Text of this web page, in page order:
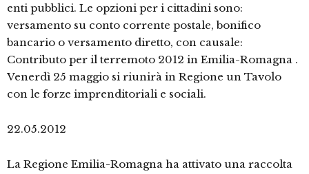
enti pubblici. Le opzioni per i cittadini sono:
versamento su conto corrente postale, bonifico
bancario o versamento diretto, con causale:
Contributo per il terremoto 2012 in Emilia-Romagna .
Venerdì 25 maggio si riunirà in Regione un Tavolo
con le forze imprenditoriali e sociali.
22.05.2012
La Regione Emilia-Romagna ha attivato una raccolta